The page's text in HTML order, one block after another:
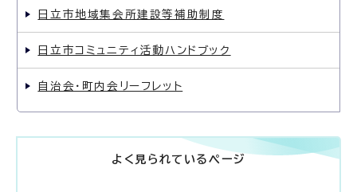
日立市地域集会所建設等補助制度
日立市コミュニティ活動ハンドブック
自治会・町内会リーフレット
よく見られているページ